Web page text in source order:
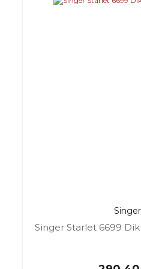
Singer
Singer Starlet 6699